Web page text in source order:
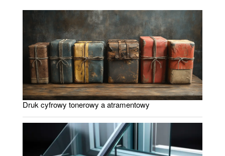
Druk cyfrowy tonerowy a atramentowy